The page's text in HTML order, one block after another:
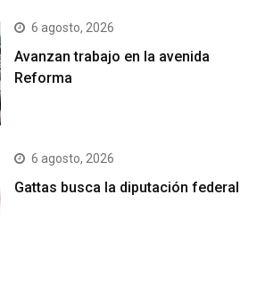
6 agosto, 2026
Avanzan trabajo en la avenida
Reforma
6 agosto, 2026
Gattas busca la diputación federal